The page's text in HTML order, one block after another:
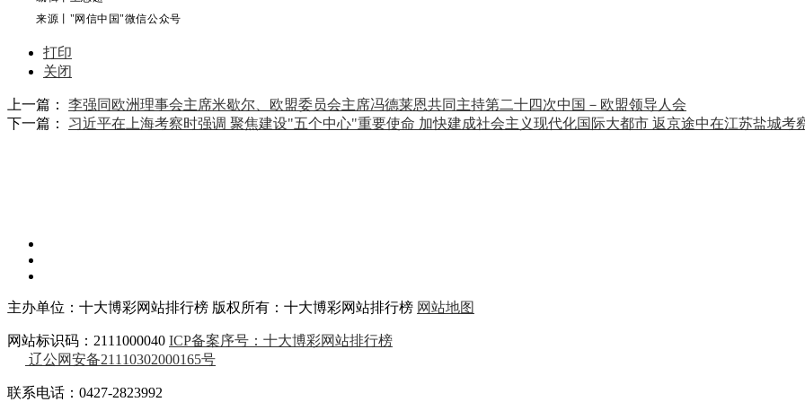
来源丨 "网信中国"微信公众号
打印
关闭
上一篇：
李强同欧洲理事会主席米歇尔、欧盟委员会主席冯德莱恩共同主持第二十四次中国－欧盟领导人会
下一篇：
习近平在上海考察时强调 聚焦建设"五个中心"重要使命 加快建成社会主义现代化国际大都市 返京途中在江苏盐城考
主办单位：十大博彩网站排行榜 版权所有：十大博彩网站排行榜 网站地图
网站标识码：2111000040 ICP备案序号：十大博彩网站排行榜
辽公网安备21110302000165号
联系电话：0427-2823992